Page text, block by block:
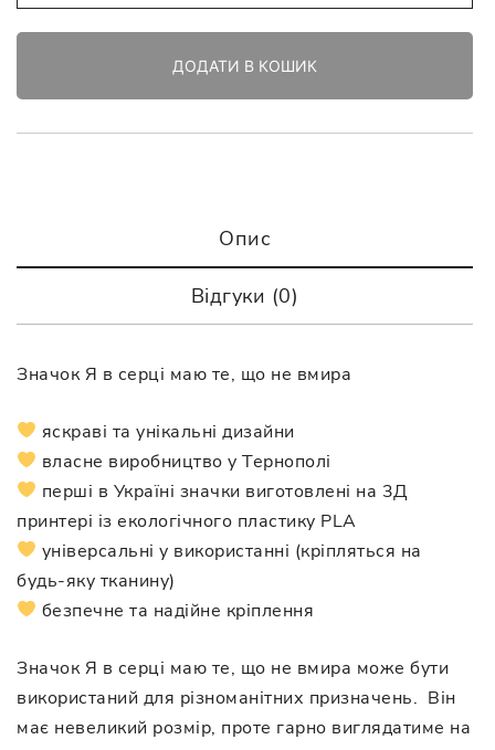
в
маю
те,
що
ДОДАТИ В КОШИК
Опис
Відгуки (0)
Значок Я в серці маю те, що не вмира
яскраві та унікальні дизайни
власне виробництво у Тернополі
перші в Україні значки виготовлені на 3Д
принтері із екологічного пластику PLA
універсальні у використанні (кріпляться на
будь-яку тканину)
безпечне та надійне кріплення
Значок Я в серці маю те, що не вмира може бути
використаний для різноманітних призначень. Він
має невеликий розмір, проте гарно виглядатиме на